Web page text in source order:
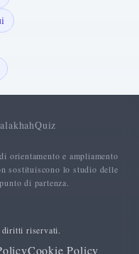
Quiz
orientamento e ampliamento
sostituiscono lo studio delle
di partenza.
diritti riservati.
Cookie Policy